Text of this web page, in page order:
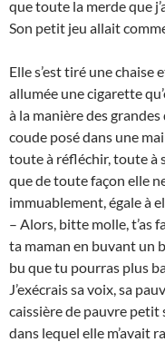
que toute la merde que
Son petit jeu allait
Elle s’est tiré une chaise
allumée une cigarette
à la manière des grandes
coude posé dans une
toute à réfléchir, toute à
que de toute façon elle
immuablement, égale à
– Alors, bitte molle, t’as
ta maman en buvant un
bu que tu pourras plus
J’exécrais sa voix, sa
caissière de pauvre
dans lequel elle m’avait